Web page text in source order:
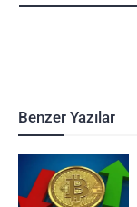
Benzer Yazılar